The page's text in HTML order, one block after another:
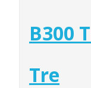
B300
Tre